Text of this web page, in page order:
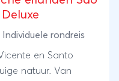
Individuele rondreis
en Santo
natuur. Van